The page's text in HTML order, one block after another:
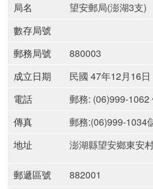
局名
望安郵局(澎湖3支)
數存局號
郵務局號
880003
成立日期
民國 47年12月16日
電話
郵務: (06)999-
傳真
郵務:(06)999-1034
地址
澎湖縣望安鄉東安
郵遞區號
882001